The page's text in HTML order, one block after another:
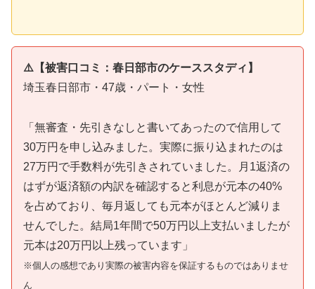
⚠️【被害口コミ：春日部市のケーススタディ】
埼玉春日部市・47歳・パート・女性
「無審査・先引きなしと書いてあったので信用して
30万円を申し込みました。実際に振り込まれたのは
27万円で手数料が先引きされていました。月1返済の
はずが返済額の内訳を確認すると利息が元本の40%
を占めており、毎月返しても元本がほとんど減りま
せんでした。結局1年間で50万円以上支払いましたが
元本は20万円以上残っています」
※個人の感想であり実際の被害内容を保証するものではありませ
ん